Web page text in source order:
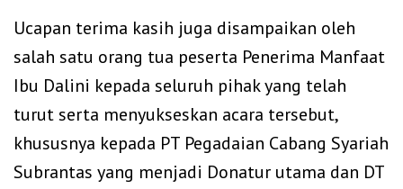
Ucapan terima kasih juga disampaikan oleh
salah satu orang tua peserta Penerima Manfaat
Ibu Dalini kepada seluruh pihak yang telah
turut serta menyukseskan acara tersebut,
khususnya kepada PT Pegadaian Cabang Syariah
Subrantas yang menjadi Donatur utama dan DT